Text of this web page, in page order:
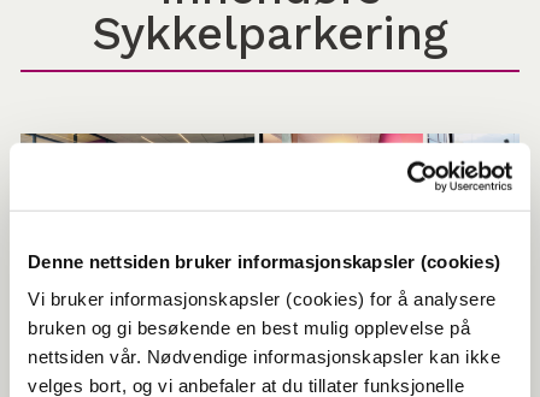
Denne nettsiden bruker informasjonskapsler (cookies)
Vi bruker informasjonskapsler (cookies) for å analysere
bruken og gi besøkende en best mulig opplevelse på
nettsiden vår. Nødvendige informasjonskapsler kan ikke
velges bort, og vi anbefaler at du tillater funksjonelle
Sykkelparkering